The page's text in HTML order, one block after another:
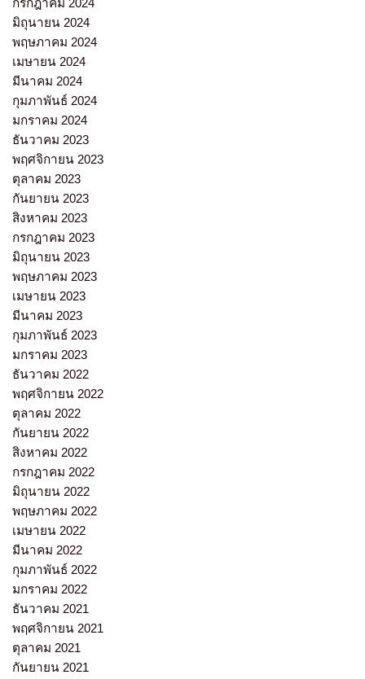
กรกฎาคม 2024
มิถุนายน 2024
พฤษภาคม 2024
เมษายน 2024
มีนาคม 2024
กุมภาพันธ์ 2024
มกราคม 2024
ธันวาคม 2023
พฤศจิกายน 2023
ตุลาคม 2023
กันยายน 2023
สิงหาคม 2023
กรกฎาคม 2023
มิถุนายน 2023
พฤษภาคม 2023
เมษายน 2023
มีนาคม 2023
กุมภาพันธ์ 2023
มกราคม 2023
ธันวาคม 2022
พฤศจิกายน 2022
ตุลาคม 2022
กันยายน 2022
สิงหาคม 2022
กรกฎาคม 2022
มิถุนายน 2022
พฤษภาคม 2022
เมษายน 2022
มีนาคม 2022
กุมภาพันธ์ 2022
มกราคม 2022
ธันวาคม 2021
พฤศจิกายน 2021
ตุลาคม 2021
กันยายน 2021